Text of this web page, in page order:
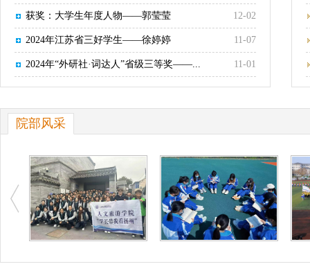
12-02
获奖：大学生年度人物——郭莹莹
11-07
2024年江苏省三好学生——徐婷婷
11-01
2024年“外研社·词达人”省级三等奖——...
院部风采